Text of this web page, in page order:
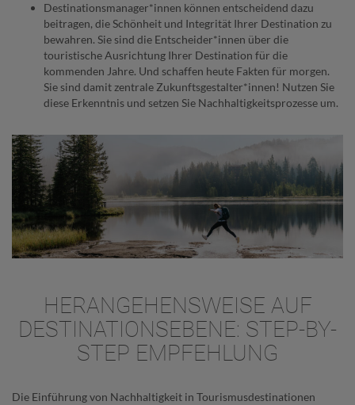
Destinationsmanager*innen können entscheidend dazu
beitragen, die Schönheit und Integrität Ihrer Destination zu
bewahren. Sie sind die Entscheider*innen über die
touristische Ausrichtung Ihrer Destination für die
kommenden Jahre. Und schaffen heute Fakten für morgen.
Sie sind damit zentrale Zukunftsgestalter*innen! Nutzen Sie
diese Erkenntnis und setzen Sie Nachhaltigkeitsprozesse um.
HERANGEHENSWEISE AUF
DESTINATIONSEBENE: STEP-BY-
STEP EMPFEHLUNG
Die Einführung von Nachhaltigkeit in Tourismusdestinationen